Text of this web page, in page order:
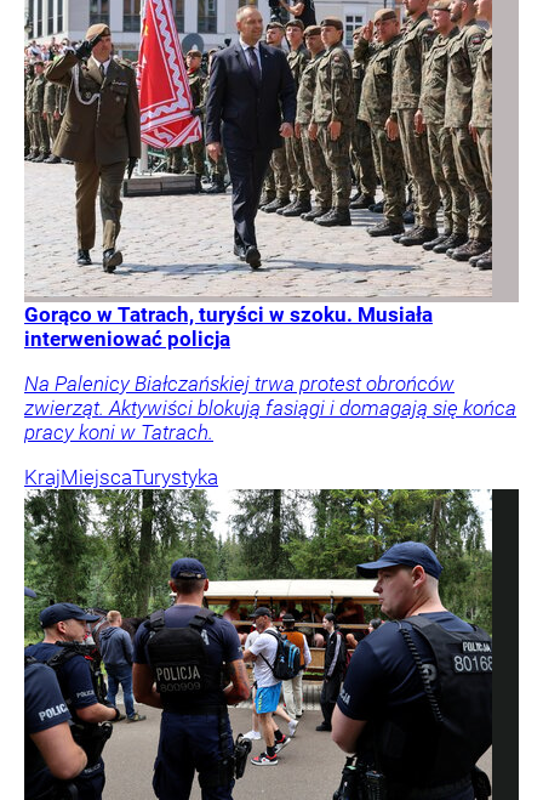
Gorąco w Tatrach, turyści w szoku. Musiała
interweniować policja
Na Palenicy Białczańskiej trwa protest obrońców
zwierząt. Aktywiści blokują fasiągi i domagają się końca
pracy koni w Tatrach.
KrajMiejscaTurystyka